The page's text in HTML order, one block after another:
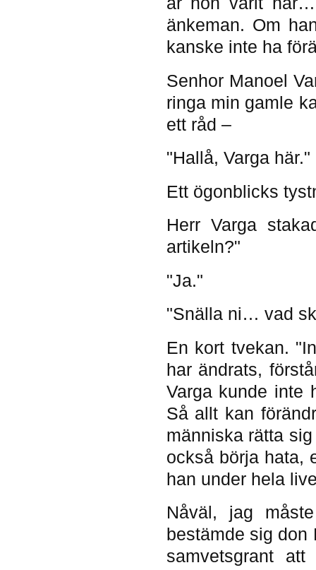
änkeman. Om
kanske inte ha
Senhor Manoel
ringa min gamle
ett råd –
"Hallå, Varga här."
Ett ögonblicks
Herr Varga
artikeln?"
"Ja."
"Snälla ni… vad
En kort tvekan.
har ändrats,
Varga kunde inte
Så allt kan
människa rätta
också börja hata,
han under hela
Nåväl, jag
bestämde sig don
samvetsgrant